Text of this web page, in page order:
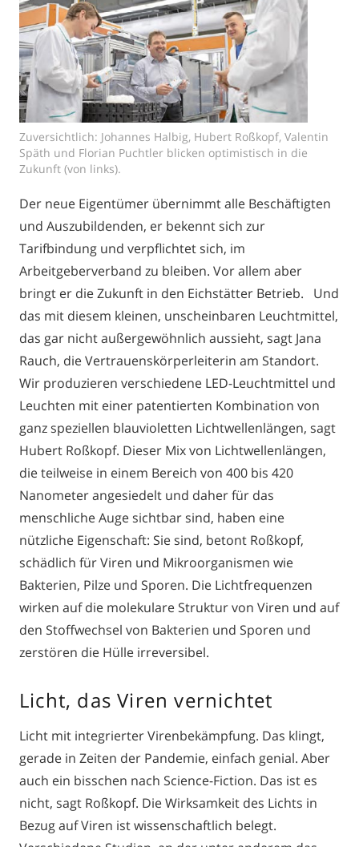
Zuversichtlich: Johannes Halbig, Hubert Roßkopf, Valentin
Späth und Florian Puchtler blicken optimistisch in die
Zukunft (von links).
Der neue Eigentümer übernimmt alle Beschäftigten
und Auszubildenden, er bekennt sich zur
Tarifbindung und verpflichtet sich, im
Arbeitgeberverband zu bleiben. Vor allem aber
bringt er die Zukunft in den Eichstätter Betrieb. Und
das mit diesem kleinen, unscheinbaren Leuchtmittel,
das gar nicht außergewöhnlich aussieht, sagt Jana
Rauch, die Vertrauenskörperleiterin am Standort.
Wir produzieren verschiedene LED-Leuchtmittel und
Leuchten mit einer patentierten Kombination von
ganz speziellen blauvioletten Lichtwellenlängen, sagt
Hubert Roßkopf. Dieser Mix von Lichtwellenlängen,
die teilweise in einem Bereich von 400 bis 420
Nanometer angesiedelt und daher für das
menschliche Auge sichtbar sind, haben eine
nützliche Eigenschaft: Sie sind, betont Roßkopf,
schädlich für Viren und Mikroorganismen wie
Bakterien, Pilze und Sporen. Die Lichtfrequenzen
wirken auf die molekulare Struktur von Viren und auf
den Stoffwechsel von Bakterien und Sporen und
zerstören die Hülle irreversibel.
Licht, das Viren vernichtet
Licht mit integrierter Virenbekämpfung. Das klingt,
gerade in Zeiten der Pandemie, einfach genial. Aber
auch ein bisschen nach Science-Fiction. Das ist es
nicht, sagt Roßkopf. Die Wirksamkeit des Lichts in
Bezug auf Viren ist wissenschaftlich belegt.